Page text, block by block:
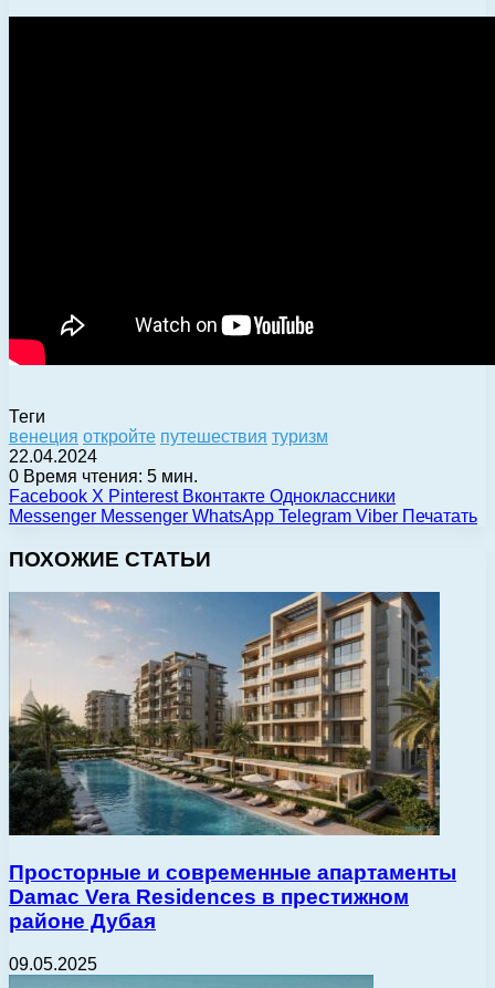
Теги
венеция откройте путешествия туризм
22.04.2024
0 Время чтения: 5 мин.
Facebook X Pinterest Вконтакте Одноклассники
Messenger Messenger WhatsApp Telegram Viber Печатать
ПОХОЖИЕ СТАТЬИ
Просторные и современные апартаменты
Damac Vera Residences в престижном
районе Дубая
09.05.2025